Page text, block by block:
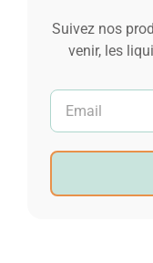
Suivez nos
venir, les